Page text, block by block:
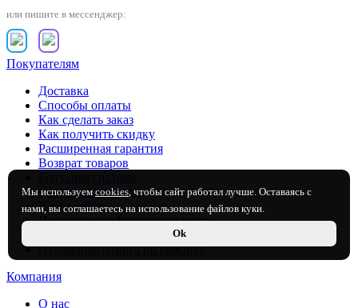
Мы используем cookies, чтобы сайт работал лучше. Оставаясь с
нами, вы соглашаетесь на использование файлов куки.
Ok
или пишите в мессенджер:
Покупателям
Доставка
Способы оплаты
Как сделать заказ
Как получить скидку
Расширенная гарантия
Возврат товаров
Условия рассрочки
Карта сайта
Политика конфиденциальности
Публичная оферта по продаже товаров
Публичная оферта по ремонту
Компания
О нас